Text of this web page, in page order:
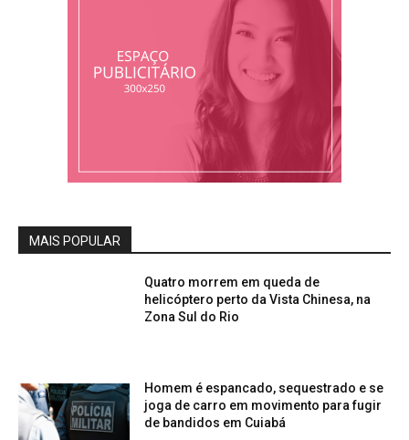
MAIS POPULAR
Quatro morrem em queda de
helicóptero perto da Vista Chinesa, na
Zona Sul do Rio
Homem é espancado, sequestrado e se
joga de carro em movimento para fugir
de bandidos em Cuiabá